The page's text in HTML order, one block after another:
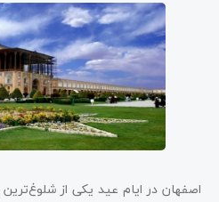
اصفهان در ایام عید یکی از